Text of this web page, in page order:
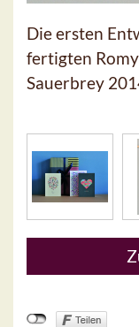
Die ersten
fertigten
Sauerbrey